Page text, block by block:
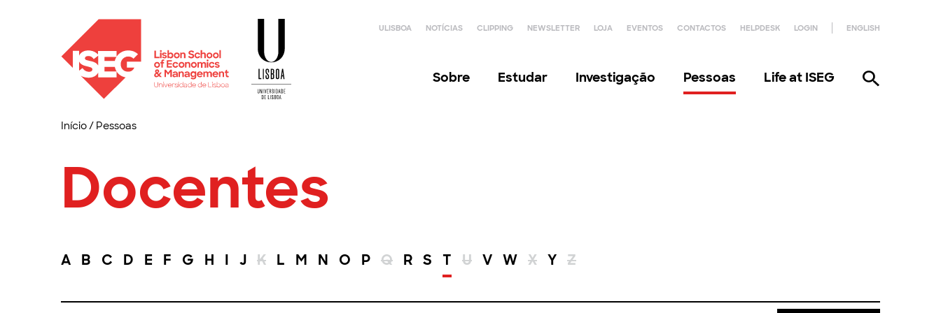
ULISBOA NOTÍCIAS CLIPPING NEWSLETTER LOJA EVENTOS CONTACTOS HELPDESK LOGIN ENGLISH
Sobre Estudar Investigação Pessoas Life at ISEG
Início/ Pessoas
Docentes
A B C D E F G H I J K L M N O P Q R S T U V W X Y Z